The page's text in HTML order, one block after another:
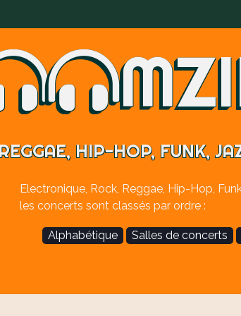
HIP-HOP, FUNK,
Electronique, Rock, Reggae, Hip-Hop,
les concerts sont classés par ordre :
Alphabétique Salles de concerts